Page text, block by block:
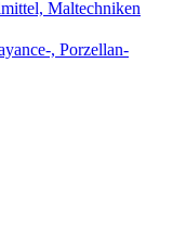
Maltechniken
, Porzellan-